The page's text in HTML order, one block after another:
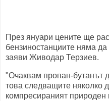
През януари цените ще
бензиностанциите няма
заяви Живодар Терзиев.
"Очаквам пропан-бутанът
това следващите няколко
компресираният